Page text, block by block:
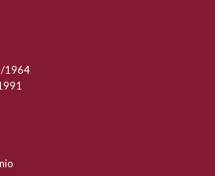
1964